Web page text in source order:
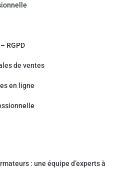
RGPD
de ventes
en ligne
: une équipe d’experts à